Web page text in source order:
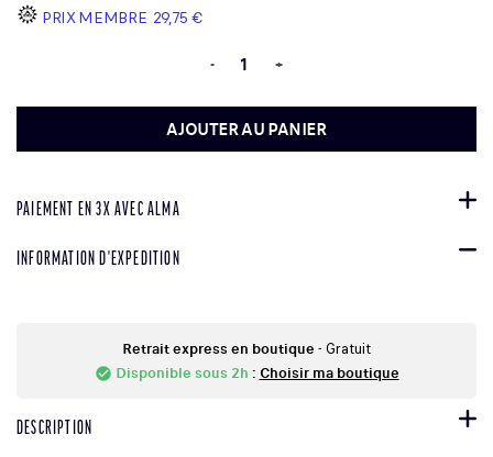
PRIX MEMBRE 29,75 €
- +
AJOUTER AU PANIER
PAIEMENT EN 3X AVEC ALMA
INFORMATION D'EXPEDITION
Retrait express en boutique - Gratuit
check_circle Disponible sous 2h : Choisir ma boutique
DESCRIPTION